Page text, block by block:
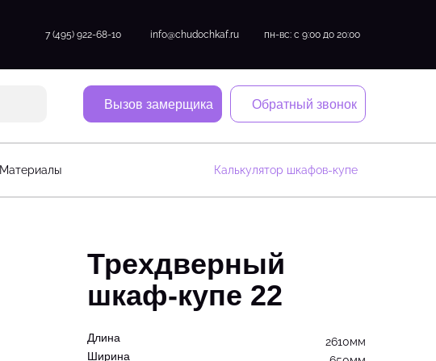
7 (495) 922-68-10 info@chudochkaf.ru пн-вс: с 9:00 до 20:00
Вызов замерщика Обратный звонок
Материалы Калькулятор шкафов-купе
Трехдверный
шкаф-купе 22
Длина
2610мм
Ширина